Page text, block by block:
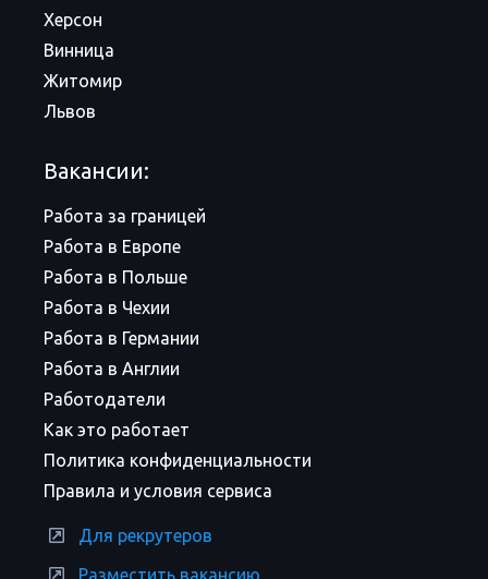
Херсон
Винница
Житомир
Львов
Вакансии:
Работа за границей
Работа в Европе
Работа в Польше
Работа в Чехии
Работа в Германии
Работа в Англии
Работодатели
Как это работает
Политика конфиденциальности
Правила и условия сервиса
Для рекрутеров
Разместить вакансию